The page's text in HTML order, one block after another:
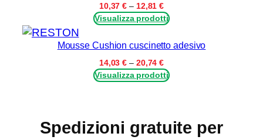
5
10,37€ – 12,81€Fascia
di
prezzo:
10,37 €
a
12,81 €
Visualizza prodotti
Mousse Cushion cuscinetto adesivo
14,03€ – 20,74€Fascia
di
prezzo:
20,74 €
Visualizza prodotti
Spedizioni gratuite per